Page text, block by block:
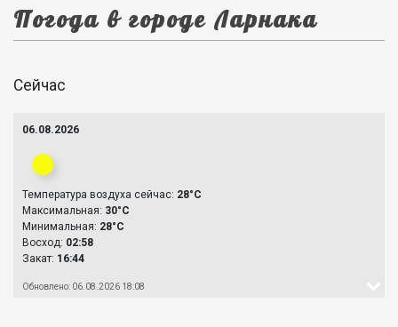
Погода в городе Ларнака
Сейчас
06.08.2026
Температура воздуха сейчас: 28°C
Максимальная: 30°C
Минимальная: 28°C
Восход: 02:58
Закат: 16:44
Обновлено: 06.08.2026 18:08